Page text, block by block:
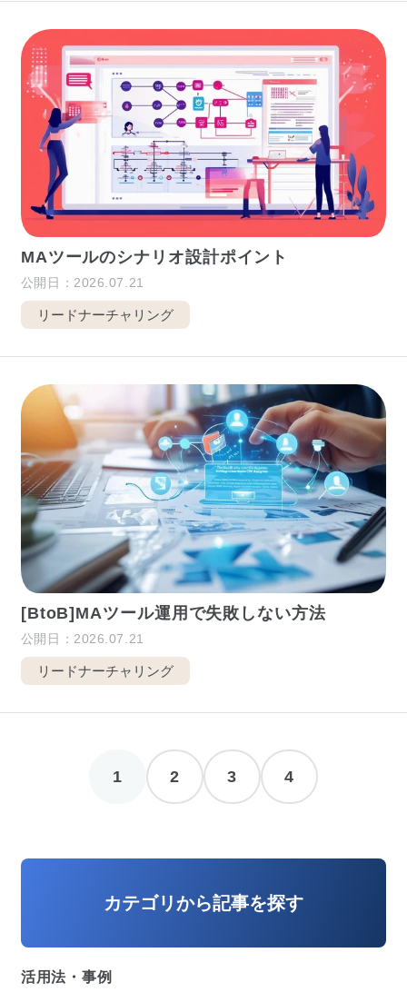
MAツールのシナリオ設計ポイント
公開日：2026.07.21
リードナーチャリング
[BtoB]MAツール運用で失敗しない方法
公開日：2026.07.21
リードナーチャリング
1 2 3 4
カテゴリから記事を探す
活用法・事例